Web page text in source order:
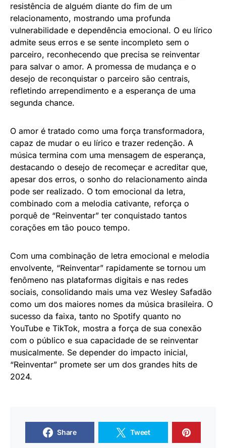
resistência de alguém diante do fim de um
relacionamento, mostrando uma profunda
vulnerabilidade e dependência emocional. O eu lírico
admite seus erros e se sente incompleto sem o
parceiro, reconhecendo que precisa se reinventar
para salvar o amor. A promessa de mudança e o
desejo de reconquistar o parceiro são centrais,
refletindo arrependimento e a esperança de uma
segunda chance.
O amor é tratado como uma força transformadora,
capaz de mudar o eu lírico e trazer redenção. A
música termina com uma mensagem de esperança,
destacando o desejo de recomeçar e acreditar que,
apesar dos erros, o sonho do relacionamento ainda
pode ser realizado. O tom emocional da letra,
combinado com a melodia cativante, reforça o
porquê de “Reinventar” ter conquistado tantos
corações em tão pouco tempo.
Com uma combinação de letra emocional e melodia
envolvente, “Reinventar” rapidamente se tornou um
fenômeno nas plataformas digitais e nas redes
sociais, consolidando mais uma vez Wesley Safadão
como um dos maiores nomes da música brasileira. O
sucesso da faixa, tanto no Spotify quanto no
YouTube e TikTok, mostra a força de sua conexão
com o público e sua capacidade de se reinventar
musicalmente. Se depender do impacto inicial,
“Reinventar” promete ser um dos grandes hits de
2024.
Share Tweet